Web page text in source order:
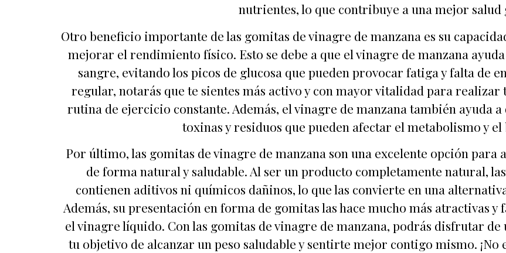
nutrientes, lo que contribuye a una mejor salud
Otro beneficio importante de las gomitas de vinagre de manzana es su
mejorar el rendimiento físico. Esto se debe a que el vinagre de manzana
sangre, evitando los picos de glucosa que pueden provocar fatiga y falta de
regular, notarás que te sientes más activo y con mayor vitalidad para
rutina de ejercicio constante. Además, el vinagre de manzana también ayuda
toxinas y residuos que pueden afectar el metabolismo y
Por último, las gomitas de vinagre de manzana son una excelente opción para
de forma natural y saludable. Al ser un producto completamente natural,
contienen aditivos ni químicos dañinos, lo que las convierte en una
Además, su presentación en forma de gomitas las hace mucho más atractivas
el vinagre líquido. Con las gomitas de vinagre de manzana, podrás disfrutar
tu objetivo de alcanzar un peso saludable y sentirte mejor contigo mismo.